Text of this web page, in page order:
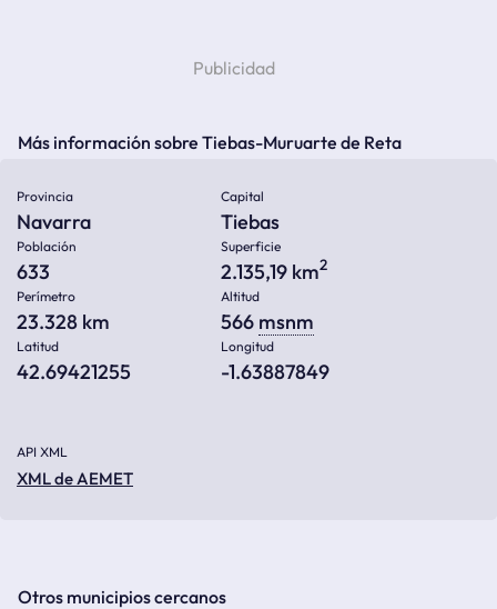
Más información sobre Tiebas-Muruarte de Reta
Provincia
Navarra
Capital
Tiebas
Población
633
Superficie
2.135,19 km2
Perímetro
23.328 km
Altitud
566 msnm
Latitud
42.69421255
Longitud
-1.63887849
API XML
XML de AEMET
Otros municipios cercanos